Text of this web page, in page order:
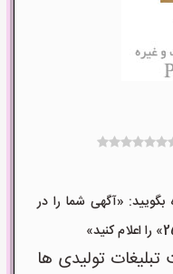
«آگهی شما را در
تولیدی ها